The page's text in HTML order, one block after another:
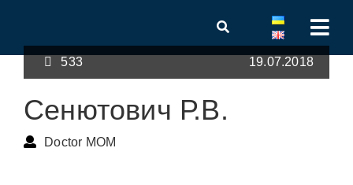
533 19.07.2018
Сенютович Р.В.
Doctor MOM